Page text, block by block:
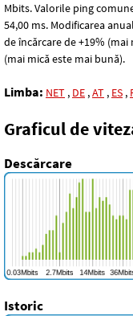
Mbits. Valorile ping
54,00 ms. Modificarea
de încărcare de +19%
(mai mică este mai bună).
Limba: NET , DE ,AT , ES ,
Graficul de
Descărcare
Istoric